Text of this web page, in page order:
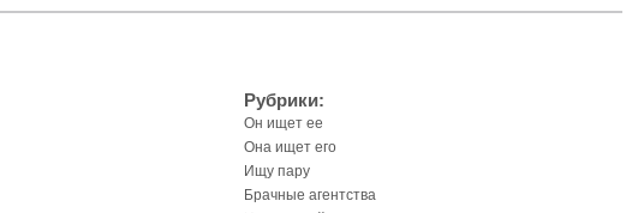
Рубрики:
Он ищет ее
Она ищет его
Ищу пару
Брачные агентства